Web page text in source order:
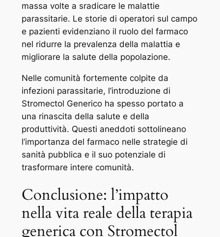
massa volte a sradicare le malattie
parassitarie. Le storie di operatori sul campo
e pazienti evidenziano il ruolo del farmaco
nel ridurre la prevalenza della malattia e
migliorare la salute della popolazione.
Nelle comunità fortemente colpite da
infezioni parassitarie, l’introduzione di
Stromectol Generico ha spesso portato a
una rinascita della salute e della
produttività. Questi aneddoti sottolineano
l’importanza del farmaco nelle strategie di
sanità pubblica e il suo potenziale di
trasformare intere comunità.
Conclusione: l’impatto
nella vita reale della terapia
generica con Stromectol